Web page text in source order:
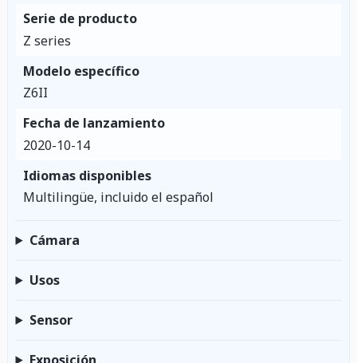
Serie de producto
Z series
Modelo específico
Z6II
Fecha de lanzamiento
2020-10-14
Idiomas disponibles
Multilingüe, incluido el español
Cámara
Usos
Sensor